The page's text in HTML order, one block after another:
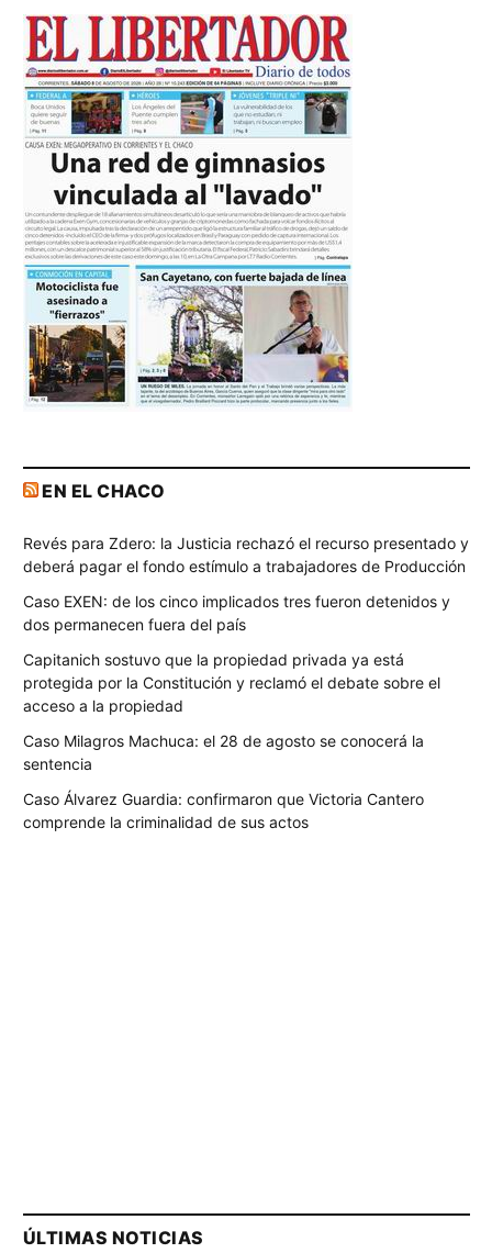
EN EL CHACO
Revés para Zdero: la Justicia rechazó el recurso presentado y
deberá pagar el fondo estímulo a trabajadores de Producción
Caso EXEN: de los cinco implicados tres fueron detenidos y
dos permanecen fuera del país
Capitanich sostuvo que la propiedad privada ya está
protegida por la Constitución y reclamó el debate sobre el
acceso a la propiedad
Caso Milagros Machuca: el 28 de agosto se conocerá la
sentencia
Caso Álvarez Guardia: confirmaron que Victoria Cantero
comprende la criminalidad de sus actos
ÚLTIMAS NOTICIAS